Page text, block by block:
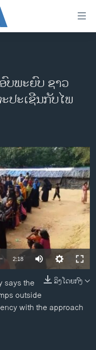
ບພະຍົບ ຊາວ
ປະເຊີນກັບໄພ
available
2:18
ລິງໂດຍກົງ
says the
outside
with the approach